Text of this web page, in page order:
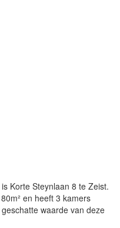
Korte Steynlaan 8 te Zeist.
en heeft 3 kamers
waarde van deze